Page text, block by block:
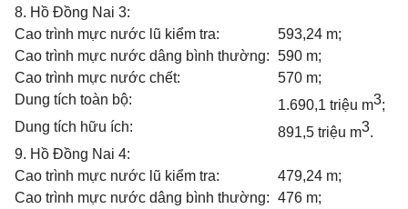
8. Hồ Đồng Nai 3:
Cao trình mực nước lũ kiểm tra:
593,24 m;
Cao trình mực nước dâng bình thường: 590 m;
Cao trình mực nước chết:
570 m;
Dung tích toàn bộ:
1.690,1 triệu m3;
Dung tích hữu ích:
891,5 triệu m3.
9. Hồ Đồng Nai 4:
Cao trình mực nước lũ kiểm tra:
479,24 m;
Cao trình mực nước dâng bình thường: 476 m;